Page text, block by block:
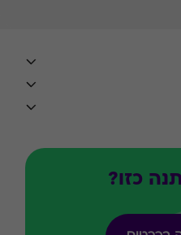
כזו?